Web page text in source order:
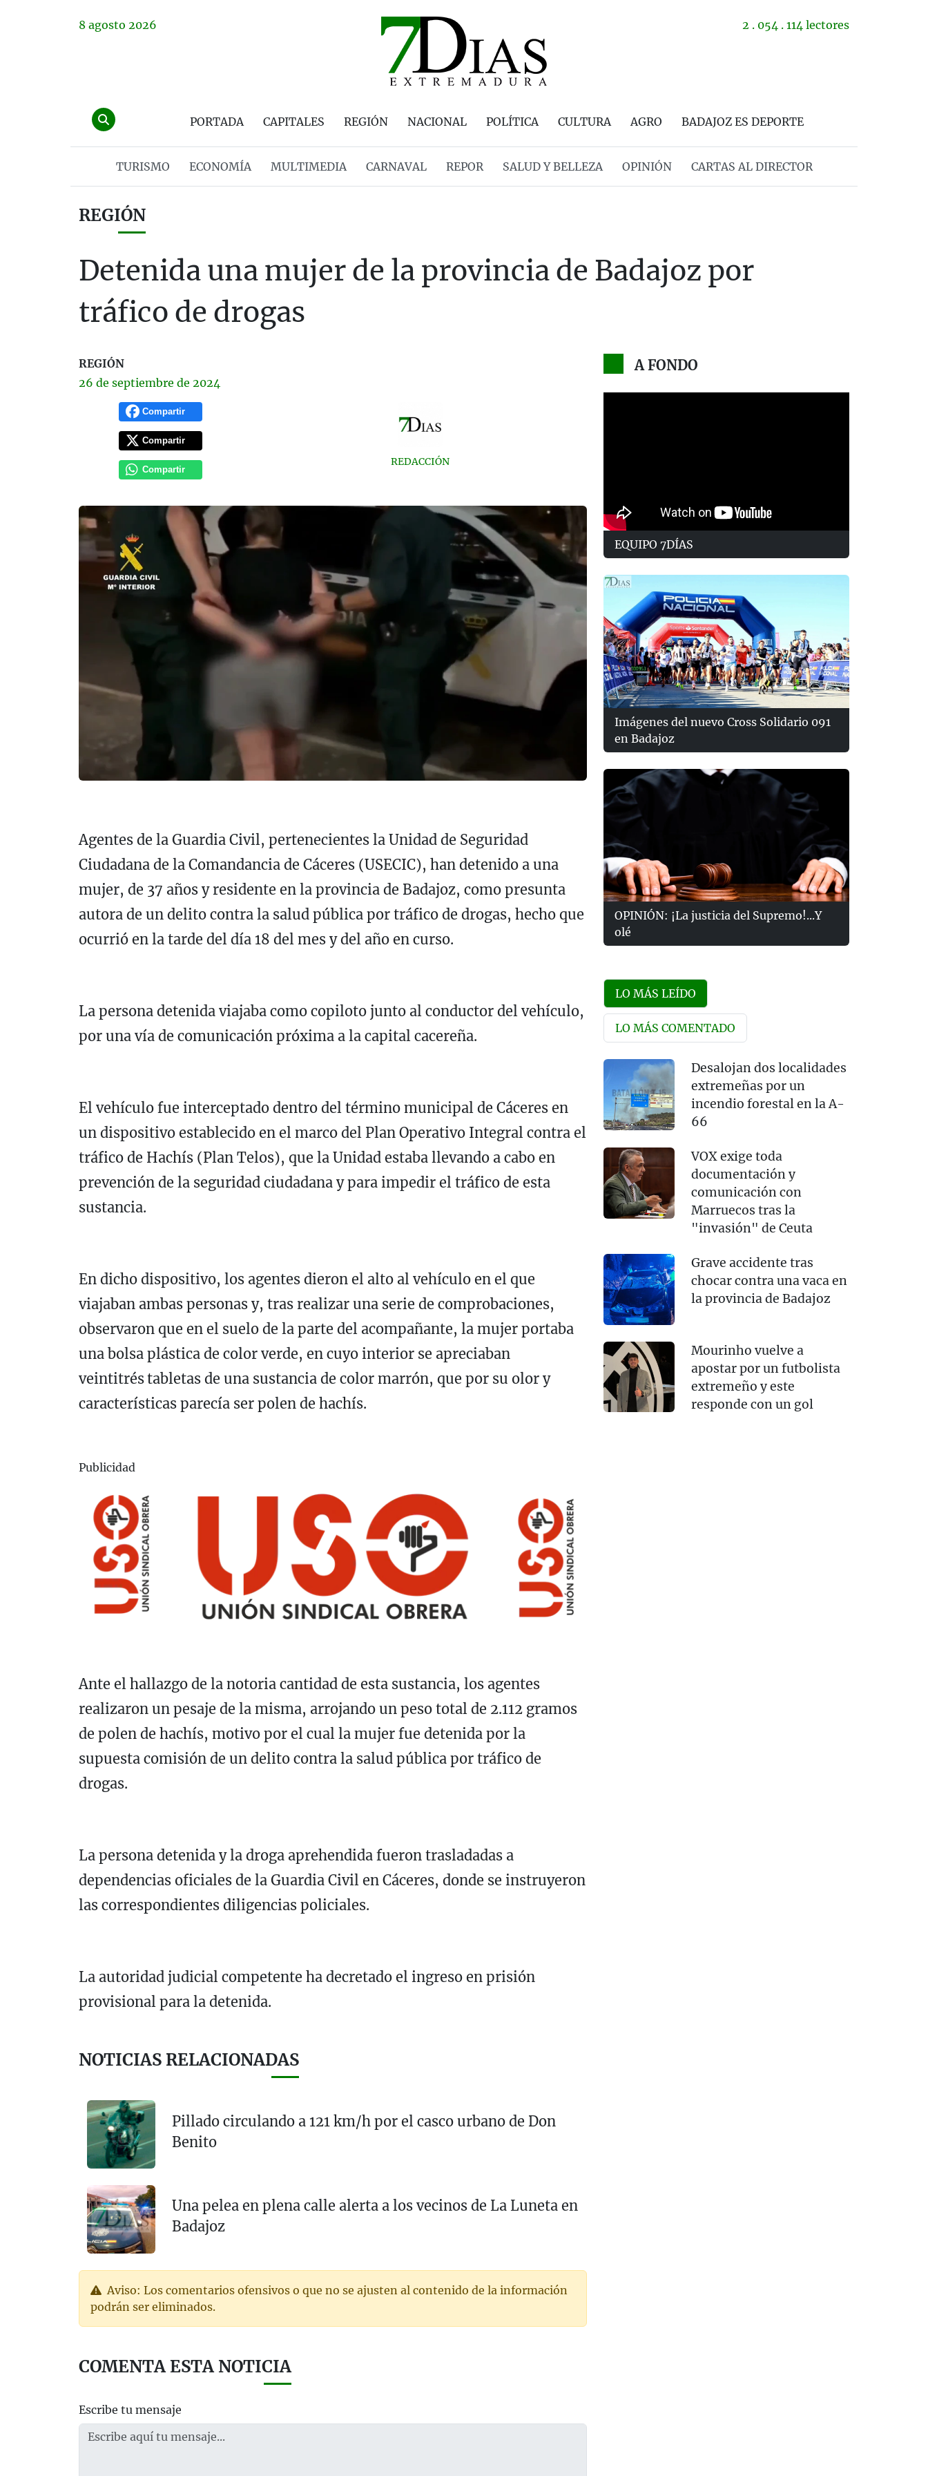
8 agosto 2026 2 . 054 . 114 lectores
PORTADA CAPITALES REGIÓN NACIONAL POLÍTICA CULTURA AGRO BADAJOZ ES DEPORTE
TURISMO ECONOMÍA MULTIMEDIA CARNAVAL REPOR SALUD Y BELLEZA OPINIÓN CARTAS AL DIRECTOR
REGIÓN
Detenida una mujer de la provincia de Badajoz por
tráfico de drogas
REGIÓN
26 de septiembre de 2024
Compartir
Compartir
Compartir
REDACCIÓN
Agentes de la Guardia Civil, pertenecientes la Unidad de Seguridad
Ciudadana de la Comandancia de Cáceres (USECIC), han detenido a una
mujer, de 37 años y residente en la provincia de Badajoz, como presunta
autora de un delito contra la salud pública por tráfico de drogas, hecho que
ocurrió en la tarde del día 18 del mes y del año en curso.
La persona detenida viajaba como copiloto junto al conductor del vehículo,
por una vía de comunicación próxima a la capital cacereña.
El vehículo fue interceptado dentro del término municipal de Cáceres en
un dispositivo establecido en el marco del Plan Operativo Integral contra el
tráfico de Hachís (Plan Telos), que la Unidad estaba llevando a cabo en
prevención de la seguridad ciudadana y para impedir el tráfico de esta
sustancia.
En dicho dispositivo, los agentes dieron el alto al vehículo en el que
viajaban ambas personas y, tras realizar una serie de comprobaciones,
observaron que en el suelo de la parte del acompañante, la mujer portaba
una bolsa plástica de color verde, en cuyo interior se apreciaban
veintitréstabletas de una sustancia de color marrón, que por su olor y
características parecía ser polen de hachís.
Publicidad
Ante el hallazgo de la notoria cantidad de esta sustancia, los agentes
realizaron un pesaje de la misma, arrojando un peso total de 2.112 gramos
de polen de hachís, motivo por el cual la mujer fue detenida por la
supuesta comisión de un delito contra la salud pública por tráfico de
drogas.
La persona detenida y la droga aprehendida fueron trasladadas a
dependencias oficiales de la Guardia Civil en Cáceres, donde se instruyeron
las correspondientes diligencias policiales.
La autoridad judicial competente ha decretado el ingreso en prisión
provisional para la detenida.
NOTICIAS RELACIONADAS
Pillado circulando a 121 km/h por el casco urbano de Don
Benito
Una pelea en plena calle alerta a los vecinos de La Luneta en
Badajoz
Aviso: Los comentarios ofensivos o que no se ajusten al contenido de la información
podrán ser eliminados.
COMENTA ESTA NOTICIA
Escribe tu mensaje
A FONDO
EQUIPO 7DÍAS
Imágenes del nuevo Cross Solidario 091
en Badajoz
OPINIÓN: ¡La justicia del Supremo!...Y
olé
LO MÁS LEÍDO
LO MÁS COMENTADO
Desalojan dos localidades
extremeñas por un
incendio forestal en la A-
66
VOX exige toda
documentación y
comunicación con
Marruecos tras la
"invasión" de Ceuta
Grave accidente tras
chocar contra una vaca en
la provincia de Badajoz
Mourinho vuelve a
apostar por un futbolista
extremeño y este
responde con un gol